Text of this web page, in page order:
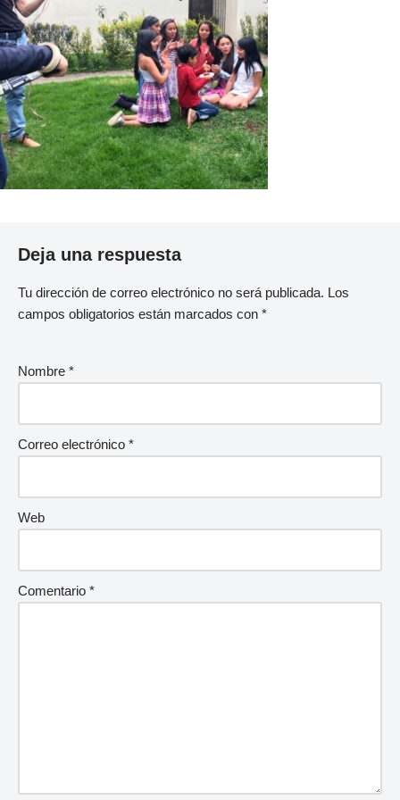
Deja una respuesta
Tu dirección de correo electrónico no será publicada. Los
campos obligatorios están marcados con *
Nombre *
Correo electrónico *
Web
Comentario *